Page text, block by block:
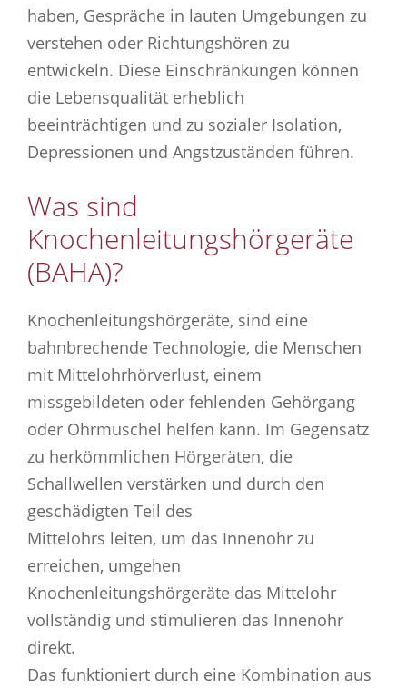
haben, Gespräche in lauten Umgebungen zu
verstehen oder Richtungshören zu
entwickeln. Diese Einschränkungen können
die Lebensqualität erheblich
beeinträchtigen und zu sozialer Isolation,
Depressionen und Angstzuständen führen.
Was sind
Knochenleitungshörgeräte
(BAHA)?
Knochenleitungshörgeräte, sind eine
bahnbrechende Technologie, die Menschen
mit Mittelohrhörverlust, einem
missgebildeten oder fehlenden Gehörgang
oder Ohrmuschel helfen kann. Im Gegensatz
zu herkömmlichen Hörgeräten, die
Schallwellen verstärken und durch den
geschädigten Teil des
Mittelohrs leiten, um das Innenohr zu
erreichen, umgehen
Knochenleitungshörgeräte das Mittelohr
vollständig und stimulieren das Innenohr
direkt.
Das funktioniert durch eine Kombination aus